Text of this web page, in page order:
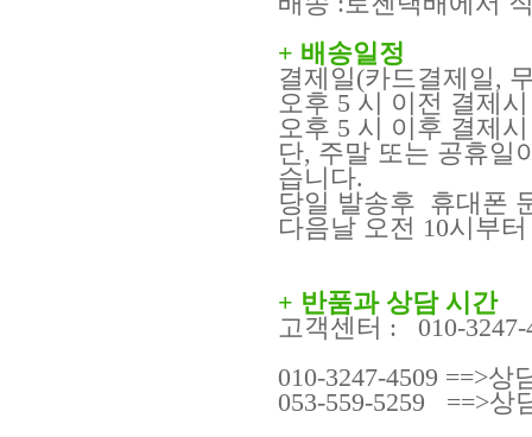
+ 배송일정
결제일(카드결제일,
오후 5 시 이전 결제
오후 5 시 이후 결제
단, 주말 또는 공휴일
습니다.
당일 발송후 휴대폰
다음날 오전 10시부
+ 반품과 상담 시간
고객센터 : 010-3247-
010-3247-4509 ==>
053-559-5259 ==>상